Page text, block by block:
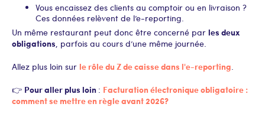
Vous encaissez des clients au comptoir ou en livraison ?
Ces données relèvent de l’e-reporting.
Un même restaurant peut donc être concerné par les deux
obligations, parfois au cours d’une même journée.
Allez plus loin sur le rôle du Z de caisse dans l'e-reporting.
👉 Pour aller plus loin : Facturation électronique obligatoire :
comment se mettre en règle avant 2026 ?